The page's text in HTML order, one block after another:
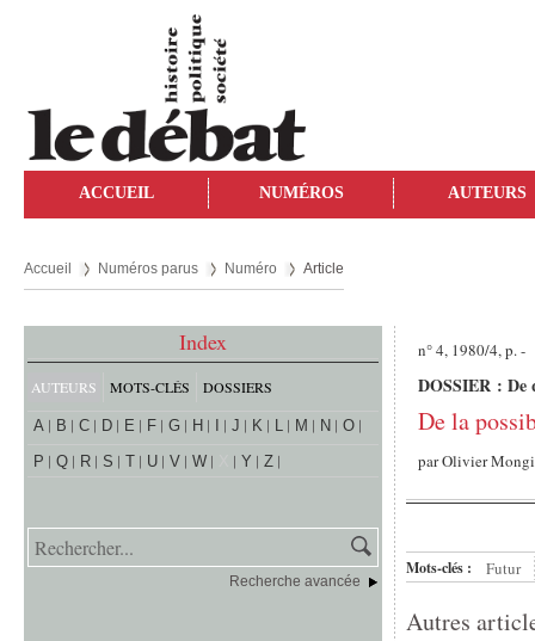
ACCUEIL NUMÉROS AUTEURS
Accueil Numéros parus Numéro Article
Index
AUTEURS MOTS-CLÉS DOSSIERS
A B C D E F G H J K L M N
O
P
Q R S T U V W Y Z
Recherche avancée
n° 4, 1980/4, p. -
DOSSIER :
De la
parOlivier
Mots-clés : Futur
Autres